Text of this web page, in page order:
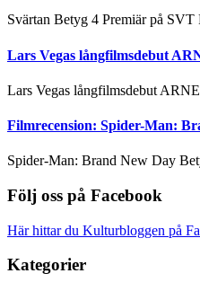
Svärtan Betyg 4 Premiär på
Lars Vegas långfilmsdebut
Lars Vegas långfilmsdebut
Filmrecension: Spider-Man:
Spider-Man: Brand New Day
Följ oss på Facebook
Här hittar du Kulturbloggen på
Kategorier